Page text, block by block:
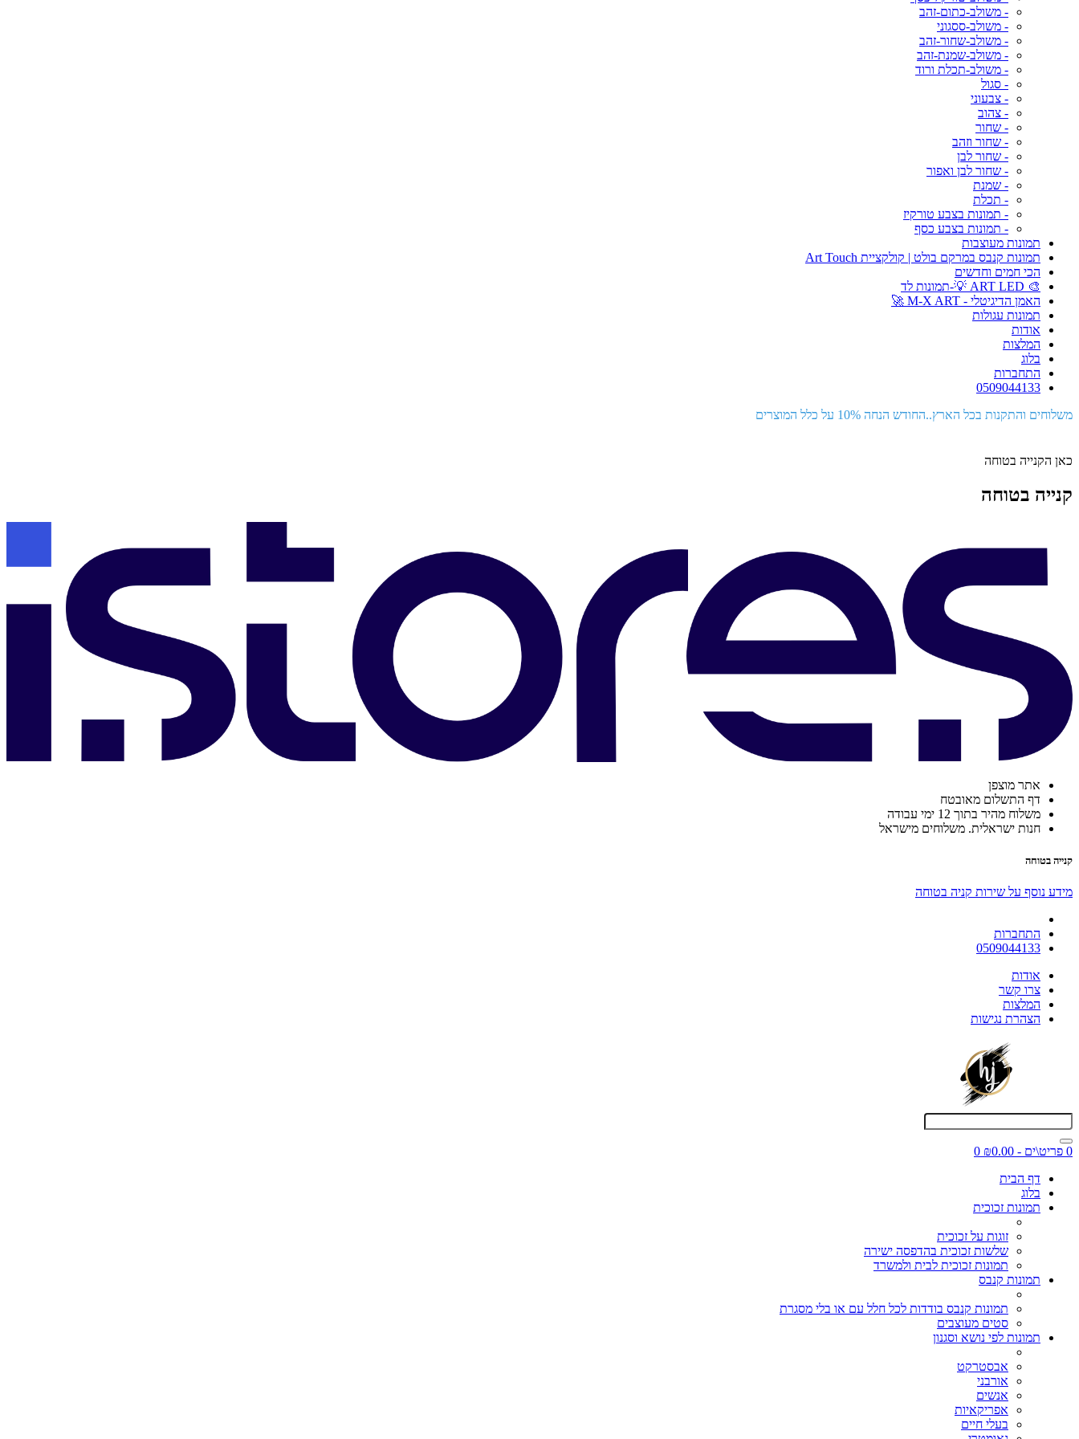
- משולב-כתום-זהב
- משולב-ססגוני
- משולב-שחור-זהב
- משולב-שמנת-זהב
- משולב-תכלת ורוד
- סגול
- צבעוני
- צהוב
- שחור
- שחור וזהב
- שחור לבן
- שחור לבן ואפור
- שמנת
- תכלת
- תמונות בצבע טורקיז
- תמונות בצבע כסף
תמונות מעוצבות
תמונות קנבס במרקם בולט | קולקציית Art Touch
הכי חמים וחדשים
🎨 ART LED 💡-תמונות לד
האמן הדיגיטלי - M-X ART 🚀
תמונות עגולות
אודות
המלצות
בלוג
התחברות
0509044133
משלוחים והתקנות בכל הארץ..החודש הנחה 10% על כלל המוצרים
כאן הקנייה בטוחה
קנייה בטוחה
אתר מוצפן
דף התשלום מאובטח
משלוח מהיר בתוך 12 ימי עבודה
חנות ישראלית. משלוחים מישראל
קנייה בטוחה
מידע נוסף על שירות קניה בטוחה
התחברות
0509044133
אודות
צרו קשר
המלצות
הצהרת נגישות
0 פריט\ים - ₪0.00
0
דף הבית
בלוג
תמונות זכוכית
זוגות על זכוכית
שלשות זכוכית בהדפסה ישירה
תמונות זכוכית לבית ולמשרד
תמונות קנבס
תמונות קנבס בודדות לכל חלל עם או בלי מסגרת
סטים מעוצבים
תמונות לפי נושא וסגנון
אבסטרקט
אורבני
אנשים
אפריקאיות
בעלי חיים